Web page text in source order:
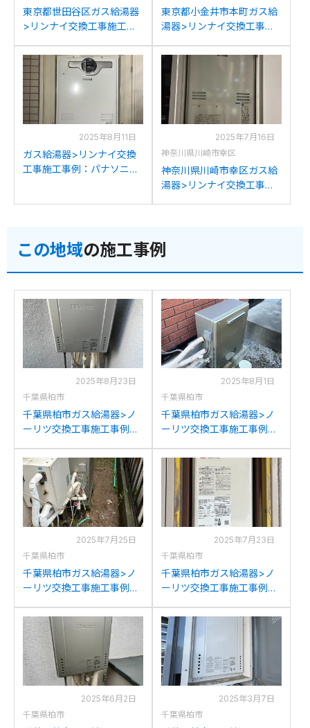
東京都世田谷区ガス給湯器
>リンナイ交換工事施工事
V2403AT2-3からリンナイ
RUFH-A2400AT2-3(A)へ
の交換
東京都小金井市本町ガス給
湯器>リンナイ交換工事施
4200ARSAW3Q-Cからリ
ンナイRUFH-A2400AT2-
3(A)への交換
2025年8月11日
ガス給湯器>リンナイ交換
工事施工事例：パナソニッ
2025年7月16日
神奈川県川崎市幸区
神奈川県川崎市幸区ガス給
湯器>リンナイ交換工事施
A2400AT2-3(A)への交換
この地域の施工事例
2025年8月23日
千葉県柏市
千葉県柏市ガス給湯器>ノ
ーリツ交換工事施工事例：
C2052(S)AWXからノーリ
ツGT-C2072SAW BLへの
交換
2025年8月1日
千葉県柏市
千葉県柏市ガス給湯器>ノ
ーリツ交換工事施工事例：
らノーリツGT-C2072SAR
BLへの交換
2025年7月25日
千葉県柏市
千葉県柏市ガス給湯器>ノ
ーリツ交換工事施工事例：
らノーリツGT-C2072SAR
BLへの交換
2025年7月23日
千葉県柏市
千葉県柏市ガス給湯器>ノ
ーリツ交換工事施工事例：
DXからノーリツGQ-
1628AWX-T-DXBLへの交
換
2025年6月2日
千葉県柏市
2025年3月7日
千葉県柏市